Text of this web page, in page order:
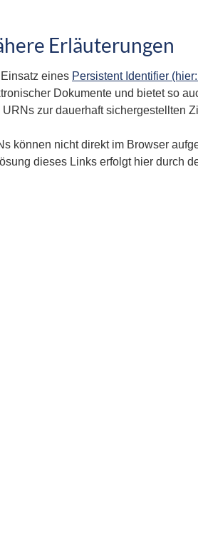
Erläuterungen
eines Persistent Identifier
Dokumente und bietet so
URNs zur dauerhaft sichergestellten
können nicht direkt im Browser
dieses Links erfolgt hier durch